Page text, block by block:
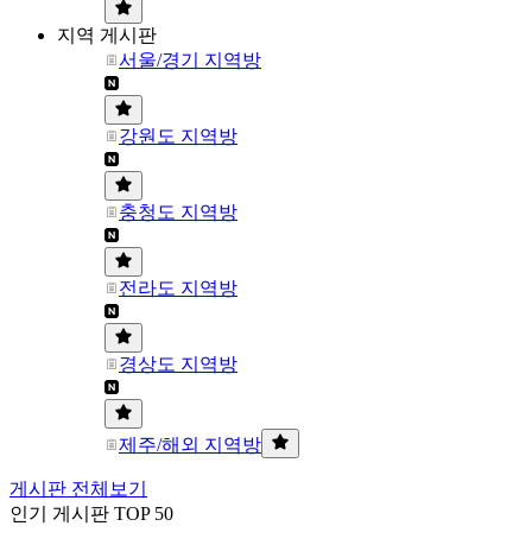
지역 게시판
서울/경기 지역방
강원도 지역방
충청도 지역방
전라도 지역방
경상도 지역방
제주/해외 지역방
게시판 전체보기
인기 게시판 TOP 50